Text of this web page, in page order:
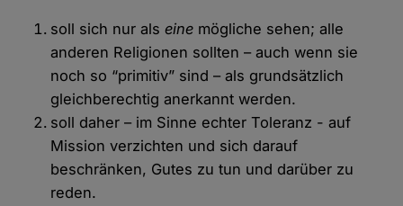
soll sich nur alseine mögliche sehen; alle
anderen Religionen sollten – auch wenn sie
noch so “primitiv” sind – als grundsätzlich
gleichberechtig anerkannt werden.
soll daher – im Sinne echter Toleranz - auf
Mission verzichten und sich darauf
beschränken, Gutes zu tun und darüber zu
reden.